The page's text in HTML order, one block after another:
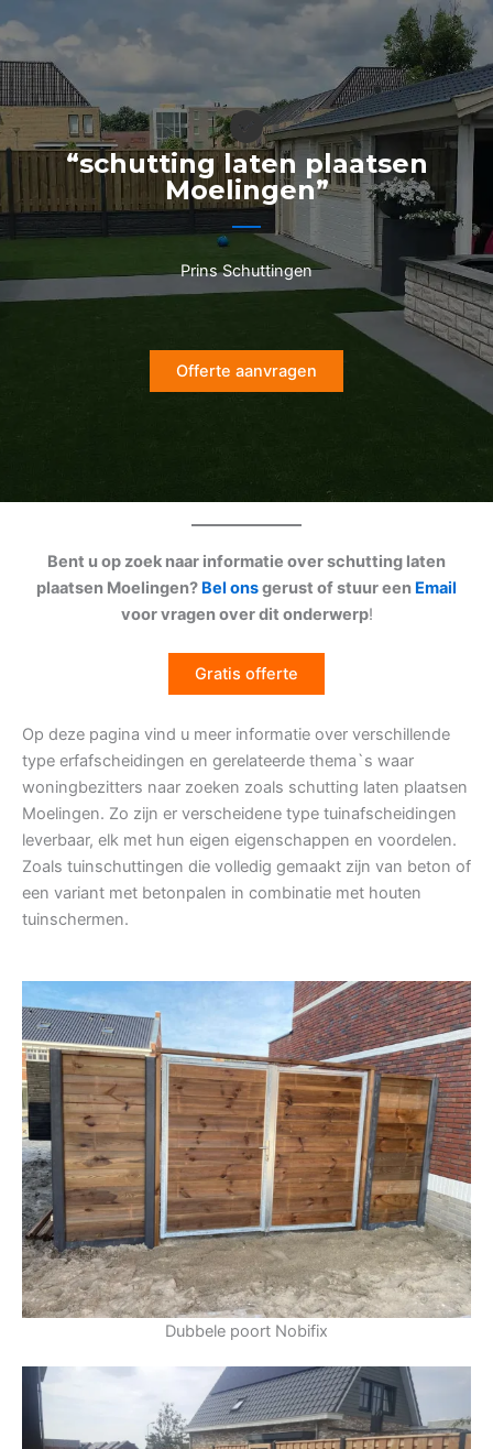
naar
de
inhoud
“schutting laten plaatsen
Moelingen”
Prins Schuttingen
Offerte aanvragen
Bent u op zoek naar informatie over schutting laten
plaatsen Moelingen? Bel onsgerust of stuur een Email
voor vragen over dit onderwerp!
Gratis offerte
Op deze pagina vind u meer informatie over verschillende
type erfafscheidingen en gerelateerde thema`s waar
woningbezitters naar zoeken zoals schutting laten plaatsen
Moelingen. Zo zijn er verscheidene type tuinafscheidingen
leverbaar, elk met hun eigen eigenschappen en voordelen.
Zoals tuinschuttingen die volledig gemaakt zijn van beton of
een variant met betonpalen in combinatie met houten
tuinschermen.
Dubbele poort Nobifix